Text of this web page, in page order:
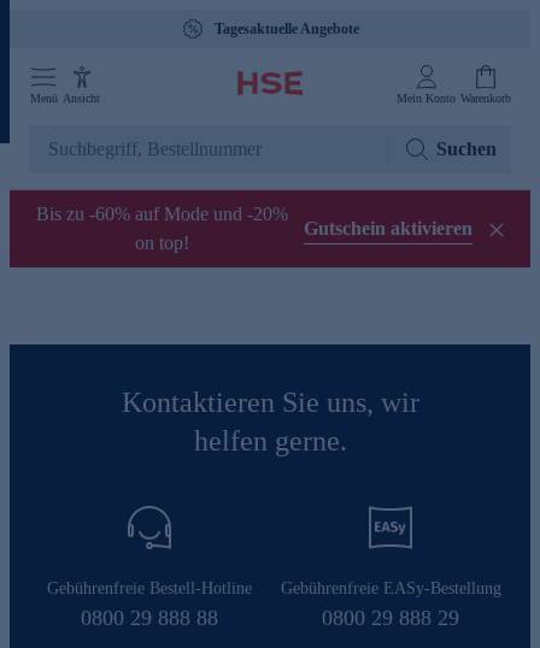
Tagesaktuelle Angebote
Menü Ansicht Mein Konto Warenkorb
Suchen
Bis zu -60% auf Mode und -20%
on top!
Gutschein aktivieren
Kontaktieren Sie uns, wir
helfen gerne.
Gebührenfreie Bestell-Hotline
0800 29 888 88
Gebührenfreie EASy-Bestellung
0800 29 888 29